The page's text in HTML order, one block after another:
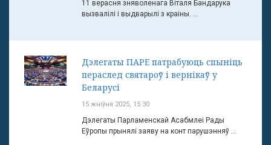
11 верасня зняволенага Віталя Бандарука
вызвалілі і выдварылі з краіны. ...
Дэлегаты ПАРЕ патрабуюць спыніць
пераслед святароў і вернікаў у
Беларусі
15 жніўня 2025, 15:30
Дэлегаты Парламенскай Асабмлеі Рады
Еўропы прынялі заяву на конт парушэнняў ...